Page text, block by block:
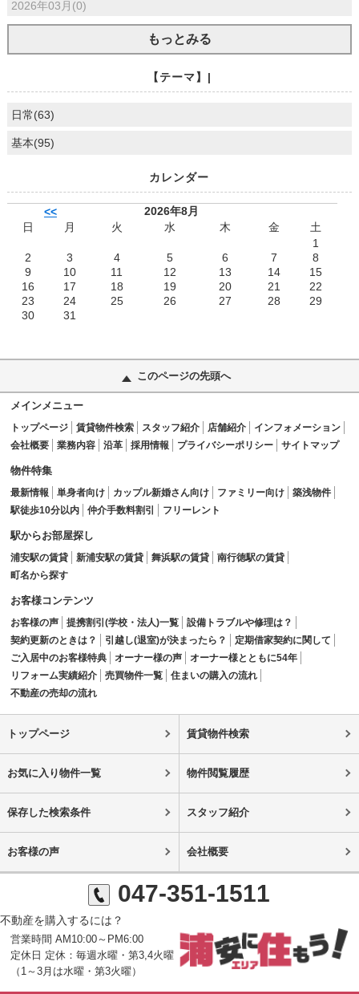
2026年03月(0)
もっとみる
【テーマ】|
日常(63)
基本(95)
カレンダー
<<
2026年8月
日
月 火 水 木 金
土
1
2
3 4 5 6 7
8
9
10 11 12 13 14
15
16
17 18 19 20 21
22
23
24 25 26 27 28
29
30
31
このページの先頭へ
メインメニュー
トップページ 賃貸物件検索 スタッフ紹介 店舗紹介
インフォメーション
会社概要
業務内容 沿革 採用情報 プライバシーポリシー サイトマップ
物件特集
最新情報 単身者向け カップル新婚さん向け ファミリー向け
築浅物件
駅徒歩10分以内
仲介手数料割引 フリーレント
駅からお部屋探し
浦安駅の賃貸 新浦安駅の賃貸 舞浜駅の賃貸
南行徳駅の賃貸
町名から探す
お客様コンテンツ
お客様の声 提携割引(学校・法人)一覧
設備トラブルや修理は？
契約更新のときは？
引越し(退室)が決まったら？
定期借家契約に関して
ご入居中のお客様特典
オーナー様の声
オーナー様とともに54年
リフォーム実績紹介
売買物件一覧
住まいの購入の流れ
不動産の売却の流れ
トップページ 賃貸物件検索
お気に入り物件一覧 物件閲覧履歴
保存した検索条件 スタッフ紹介
お客様の声 会社概要
047-351-1511
不動産を購入するには？
営業時間 AM10:00～PM6:00
定休日 定休：毎週水曜・第3,4火曜
（1～3月は水曜・第3火曜）